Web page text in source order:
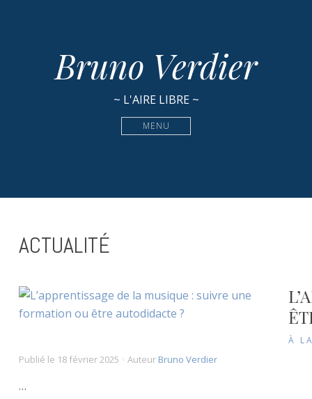
Bruno Verdier
~ L'AIRE LIBRE ~
MENU
ACTUALITÉ
À
Publié le 18 février 2025 Auteur Bruno Verdier
…